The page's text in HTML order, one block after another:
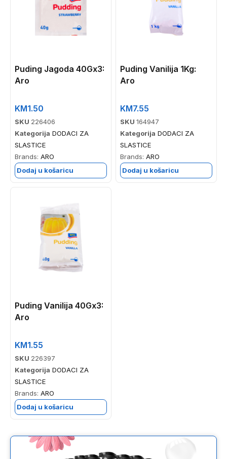
Puding Jagoda 40Gx3:
Aro
KM1.50
SKU 226406
Kategorija DODACI ZA
SLASTICE
Brands: ARO
Dodaj u košaricu
Puding Vanilija 1Kg:
Aro
KM7.55
SKU 164947
Kategorija DODACI ZA
SLASTICE
Brands: ARO
Dodaj u košaricu
Puding Vanilija 40Gx3:
Aro
KM1.55
SKU 226397
Kategorija DODACI ZA
SLASTICE
Brands: ARO
Dodaj u košaricu